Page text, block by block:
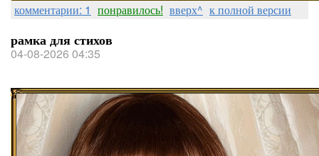
комментарии: 1 понравилось! вверх^ к полной версии
рамка для стихов
04-08-2026 04:35